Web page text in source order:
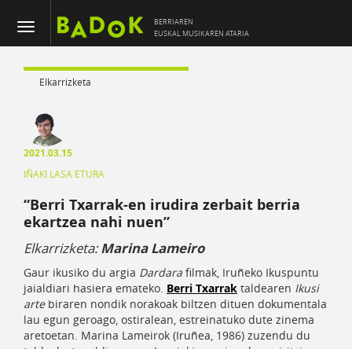
BERRIAREN
EUSKAL MUSIKAREN ATARIA
Elkarrizketa
2021.03.15
IÑAKI LASA ETURA
“Berri Txarrak-en irudira zerbait berria
ekartzea nahi nuen”
Elkarrizketa:Marina Lameiro
Gaur ikusiko du argia Dardara filmak, Iruñeko Ikuspuntu
jaialdiari hasiera emateko. Berri Txarrak taldearen Ikusi
artebiraren nondik norakoak biltzen dituen dokumentala
lau egun geroago, ostiralean, estreinatuko dute zinema
aretoetan. Marina Lameirok (Iruñea, 1986) zuzendu du